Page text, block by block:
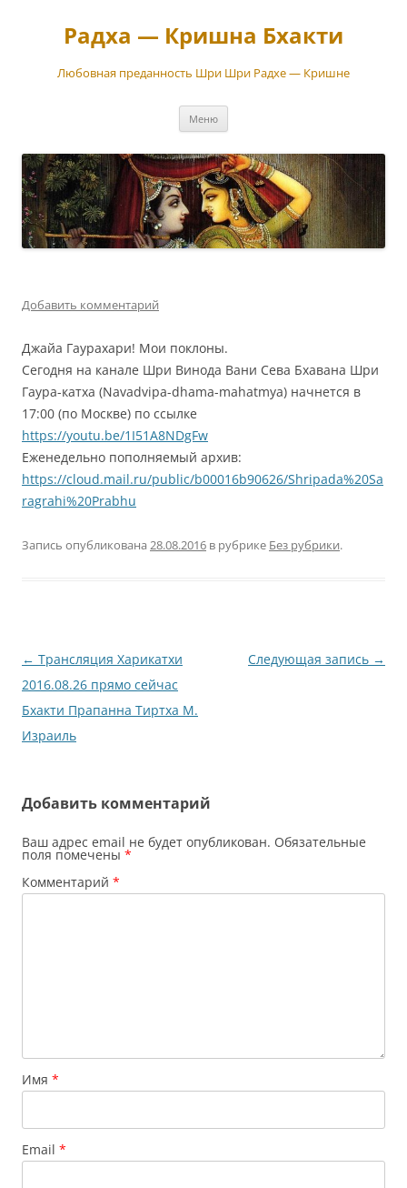
содержимому
Радха — Кришна Бхакти
Любовная преданность Шри Шри Радхе — Кришне
Меню
Добавить комментарий
Джайа Гаурахари! Мои поклоны.
Сегодня на канале Шри Винода Вани Сева Бхавана Шри
Гаура-катха (Navadvipa-dhama-mahatmya) начнется в
17:00 (по Москве) по ссылке
https://youtu.be/1I51A8NDgFw
Еженедельно пополняемый архив:
https://cloud.mail.ru/public/b00016b90626/Shripada%20Sa
ragrahi%20Prabhu
Запись опубликована 28.08.2016 в рубрике Без рубрики.
Навигация
по
записям
← Трансляция Харикатхи
2016.08.26 прямо сейчас
Бхакти Прапанна Тиртха М.
Израиль
Следующая запись →
Добавить комментарий
Ваш адрес email не будет опубликован. Обязательные
поля помечены *
Комментарий *
Имя *
Email *